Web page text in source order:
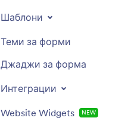
Шаблони
Теми за форми
Джаджи за форма
Интеграции
Website Widgets NEW